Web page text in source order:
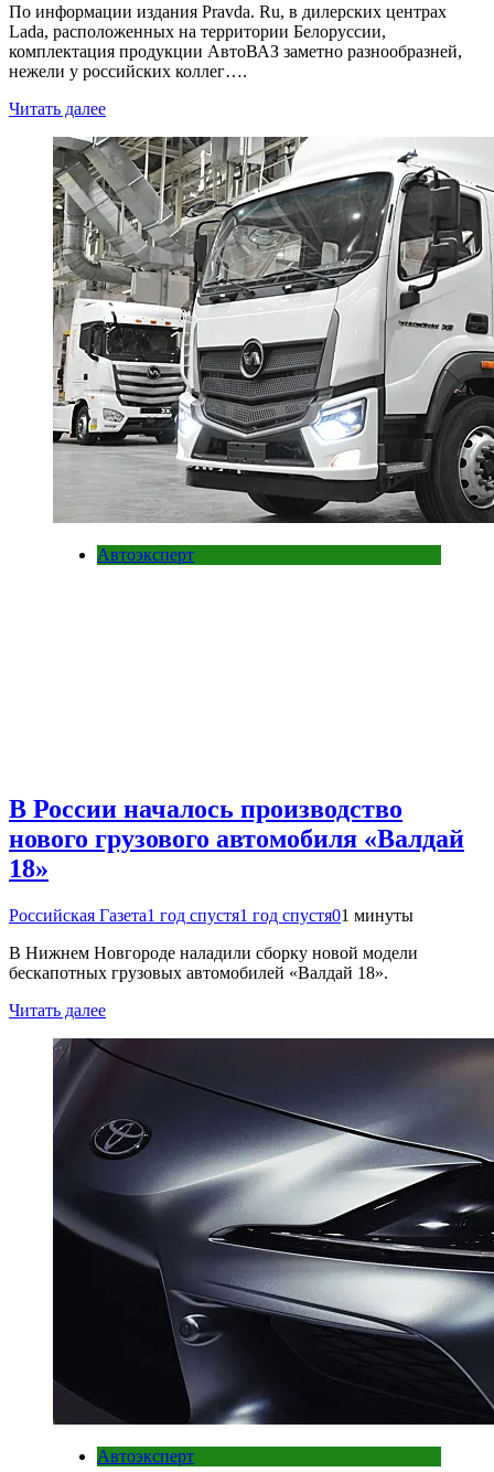
По информации издания Pravda. Ru, в дилерских центрах
Lada, расположенных на территории Белоруссии,
комплектация продукции АвтоВАЗ заметно разнообразней,
нежели у российских коллег….
Читать далее
Автоэксперт
В России началось производство
нового грузового автомобиля «Валдай
18»
Российская Газета1 год спустя1 год спустя01 минуты
В Нижнем Новгороде наладили сборку новой модели
бескапотных грузовых автомобилей «Валдай 18».
Читать далее
Автоэксперт